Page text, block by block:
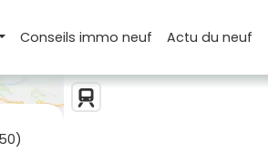
Conseilsimmo neuf Actudu neuf